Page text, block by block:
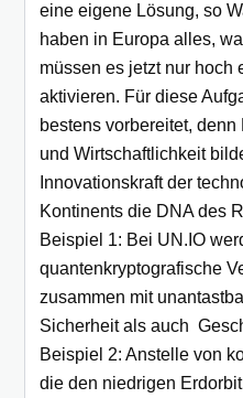
eine eigene Lösung, so
haben in Europa alles,
müssen es jetzt nur hoch
aktivieren. Für diese
bestens vorbereitet,
und Wirtschaftlichkeit
Innovationskraft der
Kontinents die DNA des
Beispiel 1: Bei UN.IO
quantenkryptografische
zusammen mit
Sicherheit als auch
Beispiel 2: Anstelle von
die den niedrigen